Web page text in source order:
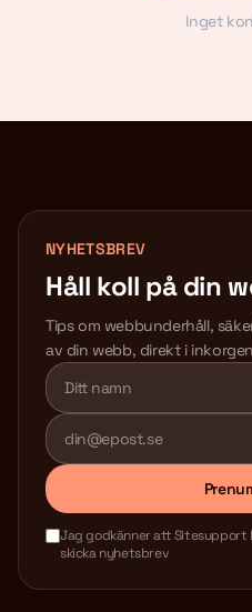
Inget
NYHETSBREV
Håll koll på din
Tips om webbunderhåll,
av din webb, direkt i
Lämna detta fält tomt
Jag godkänner att
skicka nyhetsbrev